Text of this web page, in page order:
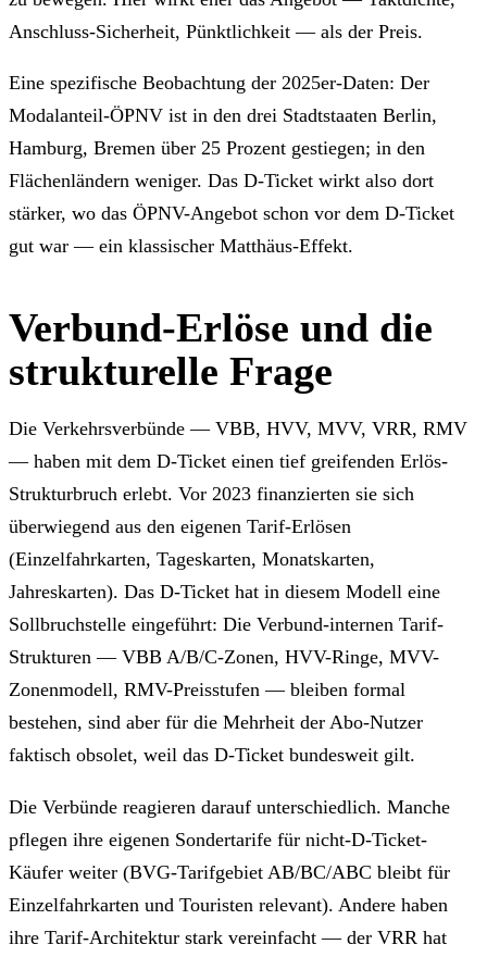
Anschluss-Sicherheit, Pünktlichkeit — als der Preis.
Eine spezifische Beobachtung der 2025er-Daten: Der
Modalanteil-ÖPNV ist in den drei Stadtstaaten Berlin,
Hamburg, Bremen über 25 Prozent gestiegen; in den
Flächenländern weniger. Das D-Ticket wirkt also dort
stärker, wo das ÖPNV-Angebot schon vor dem D-Ticket
gut war — ein klassischer Matthäus-Effekt.
Verbund-Erlöse und die
strukturelle Frage
Die Verkehrsverbünde — VBB, HVV, MVV, VRR, RMV
— haben mit dem D-Ticket einen tief greifenden Erlös-
Strukturbruch erlebt. Vor 2023 finanzierten sie sich
überwiegend aus den eigenen Tarif-Erlösen
(Einzelfahrkarten, Tageskarten, Monatskarten,
Jahreskarten). Das D-Ticket hat in diesem Modell eine
Sollbruchstelle eingeführt: Die Verbund-internen Tarif-
Strukturen — VBB A/B/C-Zonen, HVV-Ringe, MVV-
Zonenmodell, RMV-Preisstufen — bleiben formal
bestehen, sind aber für die Mehrheit der Abo-Nutzer
faktisch obsolet, weil das D-Ticket bundesweit gilt.
Die Verbünde reagieren darauf unterschiedlich. Manche
pflegen ihre eigenen Sondertarife für nicht-D-Ticket-
Käufer weiter (BVG-Tarifgebiet AB/BC/ABC bleibt für
Einzelfahrkarten und Touristen relevant). Andere haben
ihre Tarif-Architektur stark vereinfacht — der VRR hat